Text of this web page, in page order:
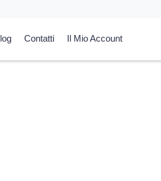
Contatti Il Mio Account